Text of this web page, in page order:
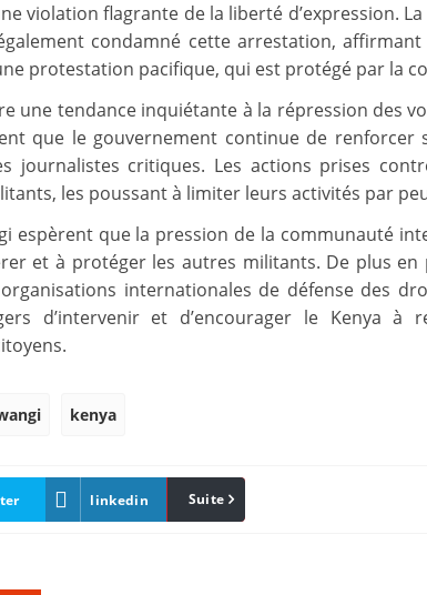
violation flagrante de la liberté d’expression.
condamné cette arrestation,
protestation pacifique, qui est protégé par la
une tendance inquiétante à la répression des
que le gouvernement continue de
journalistes critiques. Les actions prises
les poussant à limiter leurs activités par
espèrent que la pression de la communauté
et à protéger les autres militants. De plus en
internationales de défense des
d’intervenir et d’encourager le Kenya à
kenya
linkedin Pinterest
Suite